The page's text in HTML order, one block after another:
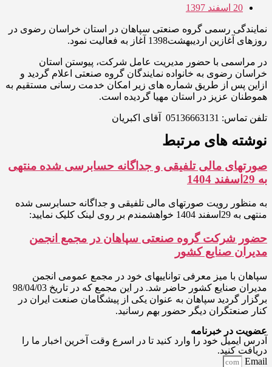
20 اسفند 1397
نمایندگی رسمی گروه صنعتی سپاهان در استان خراسان رضوی در
روزهای آغازین اردیبهشت1398 آغاز به فعالیت نمود.
در مراسمی با حضور مدیریت عامل شرکت، پیوستن استان
خراسان رضوی به خانواده نمایندگان گروه صنعتی اعلام گردید و
ازاین پس از طریق شماره های زیر امکان خدمت رسانی مستقیم به
هموطنان عزیز در استان مهیا گردیده است.
تلفن تماس: 05136663131 آقای اکبریان
نوشته های مرتبط
صورتهای مالی تلفیقی و جداگانه حسابرسی شده منتهی
به 29اسفند 1404
به منظور رویت صورتهای مالی تلفیقی و جداگانه حسابرسی شده
منتهی به 29اسفند 1404 خواهشمندم بر روی لینک کلیک نمایید:
حضور شرکت گروه صنعتی سپاهان در مجمع انجمن
مدیران صنایع کشور
سپاهان با میز معرفی تواناییهای خود در مجمع عمومی انجمن
مدیران صنایع کشور حاضر شد. در این مجمع که در تاریخ 98/04/03
برگزار گردید سپاهان به عنوان یکی از پیشگامان صنعت ایران در
کنار صنعتگران دیگر حضور بهم رسانید.
عضویت در خبرنامه
آدرس ایمیل خود را وارد کنید تا در اسرع وقت آخرین اخبار ما را
دریافت کنید.
Email